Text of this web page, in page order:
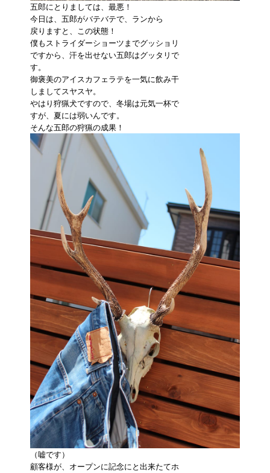
五郎にとりましては、最悪！
今日は、五郎がバテバテで、ランから
戻りますと、この状態！
僕もストライダーショーツまでグッショリ
ですから、汗を出せない五郎はグッタリで
す。
御褒美のアイスカフェラテを一気に飲み干
しましてスヤスヤ。
やはり狩猟犬ですので、冬場は元気一杯で
すが、夏には弱いんです。
そんな五郎の狩猟の成果！
（嘘です）
顧客様が、オープンに記念にと出来たてホ